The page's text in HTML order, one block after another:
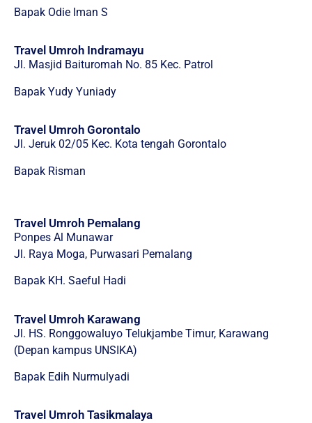
Bapak Odie Iman S
Travel Umroh Indramayu
Jl. Masjid Baituromah No. 85 Kec. Patrol
Bapak Yudy Yuniady
Travel Umroh Gorontalo
Jl. Jeruk 02/05 Kec. Kota tengah Gorontalo
Bapak Risman
Travel Umroh Pemalang
Ponpes Al Munawar
Jl. Raya Moga, Purwasari Pemalang
Bapak KH. Saeful Hadi
Travel Umroh Karawang
Jl. HS. Ronggowaluyo Telukjambe Timur, Karawang
(Depan kampus UNSIKA)
Bapak Edih Nurmulyadi
Travel Umroh Tasikmalaya